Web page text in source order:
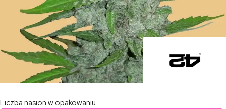
Liczba nasion w opakowaniu